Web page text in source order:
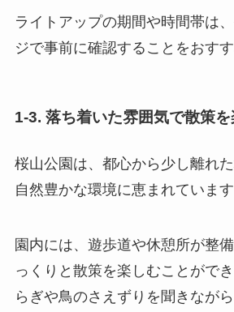
ライトアップの期間や時間帯は
ジで事前に確認することをおすす
1-3. 落ち着いた雰囲気で散策
桜山公園は、都心から少し離れた
自然豊かな環境に恵まれています
園内には、遊歩道や休憩所が整
っくりと散策を楽しむことがで
らぎや鳥のさえずりを聞きなが